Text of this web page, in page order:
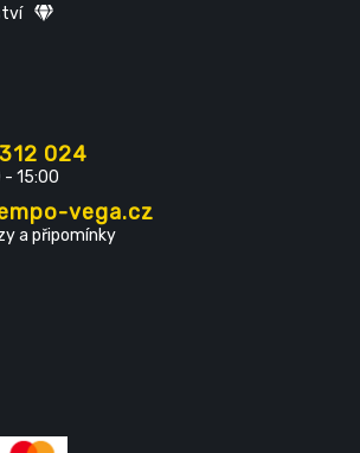
024
- 15:00
vega.cz
a připomínky